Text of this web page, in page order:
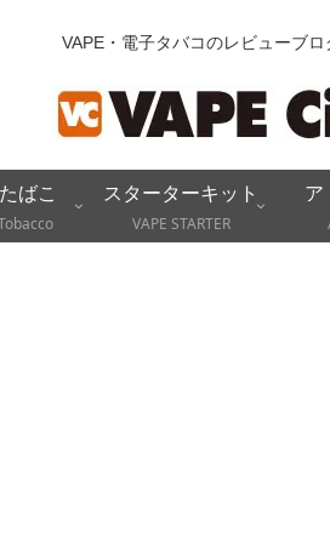
VAPE・電子タバコのレビューブ
ばこ
スターターキット
VAPE STARTER
ア